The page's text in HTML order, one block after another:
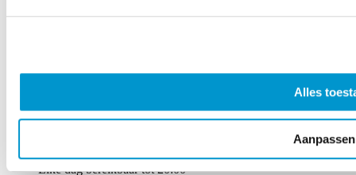
Alles
Aanpassen
Elke dag bereikbaar tot 20:00